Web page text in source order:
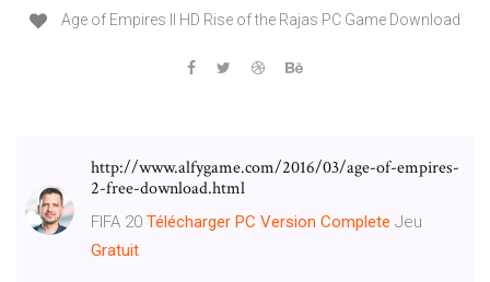
Age of Empires II HD Rise of the Rajas PC Game Download
http://www.alfygame.com/2016/03/age-of-empires-
2-free-download.html
FIFA 20 Télécharger PC Version Complete Jeu
Gratuit